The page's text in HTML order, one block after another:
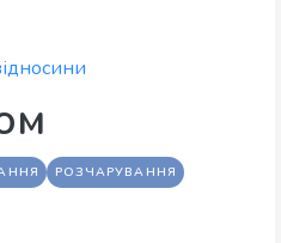
РОЗЧАРУВАННЯ